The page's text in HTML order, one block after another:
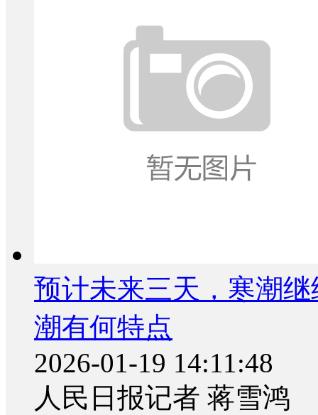
预计未来三天，寒潮
潮有何特点
2026-01-19 14:11:48
人民日报记者 蒋雪鸿